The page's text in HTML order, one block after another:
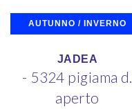
AUTUNNO / INVERNO
JADEA
- 5324 pigiama d.
aperto